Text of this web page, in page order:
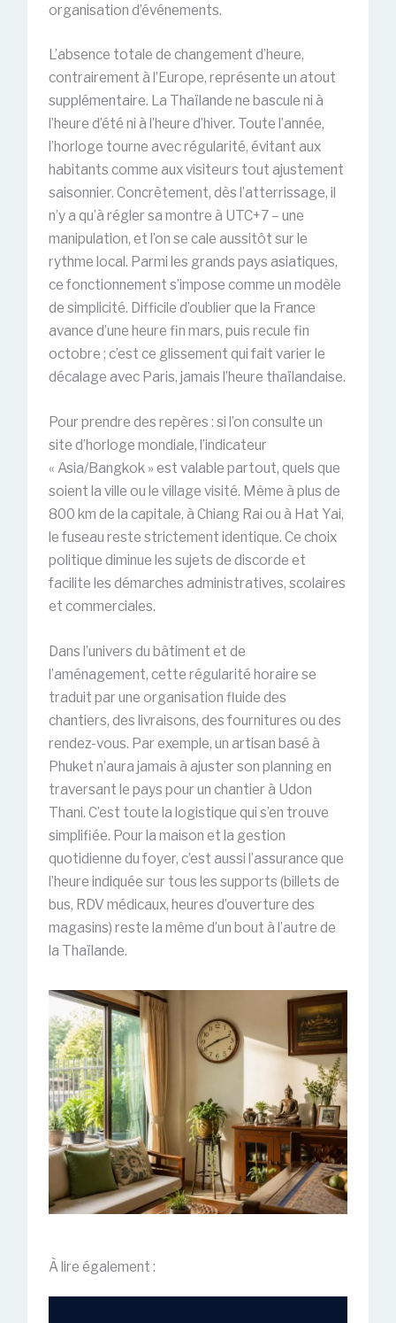
organisation d’événements.
L’absence totale de changement d’heure,
contrairement à l’Europe, représente un atout
supplémentaire. La Thaïlande ne bascule ni à
l’heure d’été ni à l’heure d’hiver. Toute l’année,
l’horloge tourne avec régularité, évitant aux
habitants comme aux visiteurs tout ajustement
saisonnier. Concrètement, dès l’atterrissage, il
n’y a qu’à régler sa montre à UTC+7 – une
manipulation, et l’on se cale aussitôt sur le
rythme local. Parmi les grands pays asiatiques,
ce fonctionnement s’impose comme un modèle
de simplicité. Difficile d’oublier que la France
avance d’une heure fin mars, puis recule fin
octobre ; c’est ce glissement qui fait varier le
décalage avec Paris, jamais l’heure thaïlandaise.
Pour prendre des repères : si l’on consulte un
site d’horloge mondiale, l’indicateur
« Asia/Bangkok » est valable partout, quels que
soient la ville ou le village visité. Même à plus de
800 km de la capitale, à Chiang Rai ou à Hat Yai,
le fuseau reste strictement identique. Ce choix
politique diminue les sujets de discorde et
facilite les démarches administratives, scolaires
et commerciales.
Dans l’univers du bâtiment et de
l’aménagement, cette régularité horaire se
traduit par une organisation fluide des
chantiers, des livraisons, des fournitures ou des
rendez-vous. Par exemple, un artisan basé à
Phuket n’aura jamais à ajuster son planning en
traversant le pays pour un chantier à Udon
Thani. C’est toute la logistique qui s’en trouve
simplifiée. Pour la maison et la gestion
quotidienne du foyer, c’est aussi l’assurance que
l’heure indiquée sur tous les supports (billets de
bus, RDV médicaux, heures d’ouverture des
magasins) reste la même d’un bout à l’autre de
la Thaïlande.
À lire également :